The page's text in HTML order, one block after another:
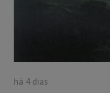
há 4 dias